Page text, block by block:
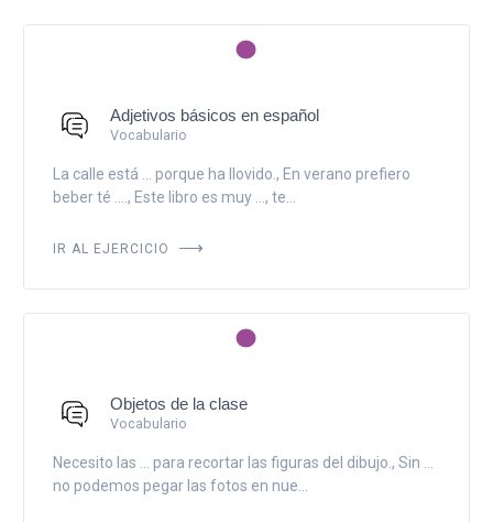
Adjetivos básicos en español
Vocabulario
La calle está ... porque ha llovido., En verano prefiero
beber té ...., Este libro es muy ..., te...
IR AL EJERCICIO
Objetos de la clase
Vocabulario
Necesito las ... para recortar las figuras del dibujo., Sin ...
no podemos pegar las fotos en nue...